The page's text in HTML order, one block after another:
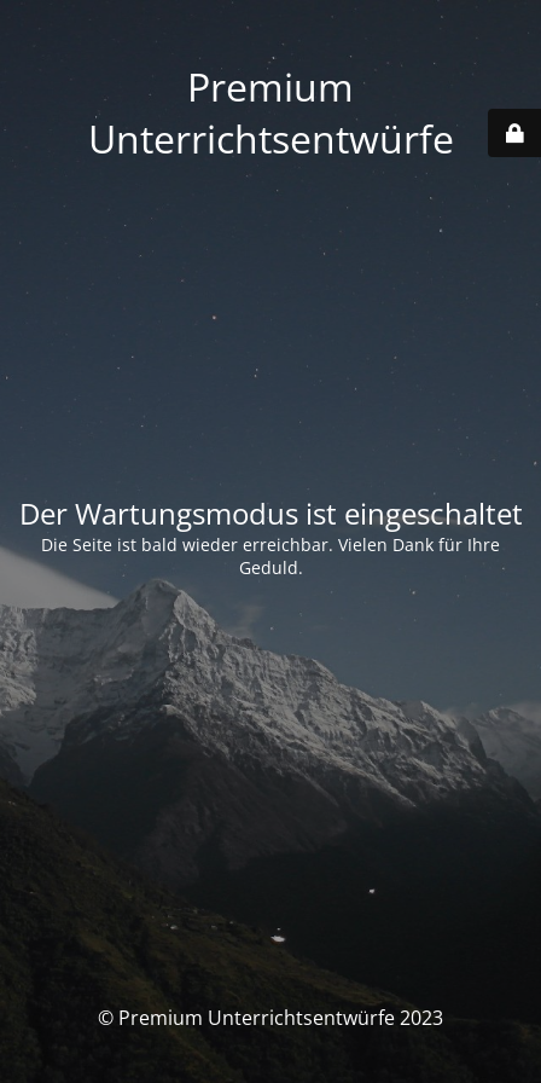
Premium
Unterrichtsentwürfe
Der Wartungsmodus ist eingeschaltet
Die Seite ist bald wieder erreichbar. Vielen Dank für Ihre
Geduld.
© Premium Unterrichtsentwürfe 2023